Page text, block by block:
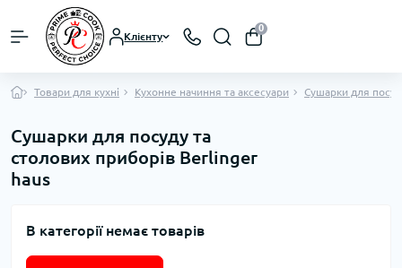
Клієнту
0
Товари для кухні Кухонне начиння та аксесуари Сушарки для
Сушарки для посуду та
столових приборів Berlinger
haus
В категорії немає товарів